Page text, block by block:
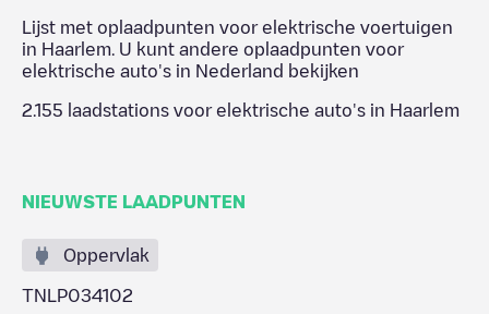
Lijst met oplaadpunten voor elektrische voertuigen
in Haarlem . U kunt andere oplaadpunten voor
elektrische auto's in Nederland bekijken
2.155 laadstations voor elektrische auto's in Haarlem
NIEUWSTE LAADPUNTEN
Oppervlak
TNLP034102